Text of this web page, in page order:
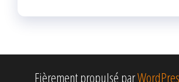
Fièrement propulsé par